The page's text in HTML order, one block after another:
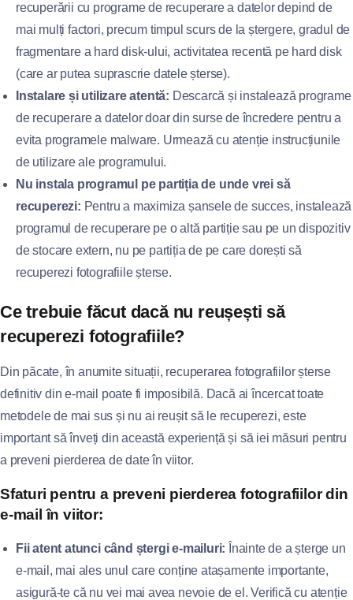
recuperării cu programe de recuperare a datelor depind de
mai mulți factori, precum timpul scurs de la ștergere, gradul de
fragmentare a hard disk-ului, activitatea recentă pe hard disk
(care ar putea suprascrie datele șterse).
Instalare și utilizare atentă: Descarcă și instalează programe
de recuperare a datelor doar din surse de încredere pentru a
evita programele malware. Urmează cu atenție instrucțiunile
de utilizare ale programului.
Nu instala programul pe partiția de unde vrei să
recuperezi: Pentru a maximiza șansele de succes, instalează
programul de recuperare pe o altă partiție sau pe un dispozitiv
de stocare extern, nu pe partiția de pe care dorești să
recuperezi fotografiile șterse.
Ce trebuie făcut dacă nu reușești să
recuperezi fotografiile?
Din păcate, în anumite situații, recuperarea fotografiilor șterse
definitiv din e-mail poate fi imposibilă. Dacă ai încercat toate
metodele de mai sus și nu ai reușit să le recuperezi, este
important să înveți din această experiență și să iei măsuri pentru
a preveni pierderea de date în viitor.
Sfaturi pentru a preveni pierderea fotografiilor din
e-mail în viitor:
Fii atent atunci când ștergi e-mailuri: Înainte de a șterge un
e-mail, mai ales unul care conține atașamente importante,
asigură-te că nu vei mai avea nevoie de el. Verifică cu atenție